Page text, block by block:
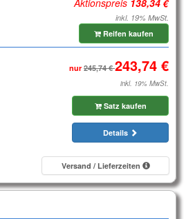
Aktionspreis
inkl. 19% MwSt.
Reifen kaufen
nur
inkl. 19% MwSt.
Satz kaufen
Details
Versand / Lieferzeiten